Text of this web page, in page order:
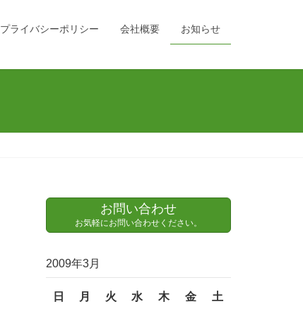
プライバシーポリシー 会社概要 お知らせ
お問い合わせ
お気軽にお問い合わせください。
2009年3月
日 月 火 水 木 金 土